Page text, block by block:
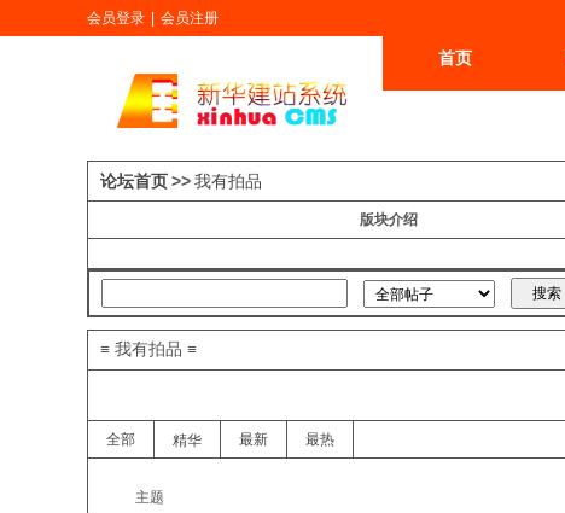
首页
会员登录 会员注册
论坛首页>>我有拍品
版块介绍
≡ 我有拍品 ≡
全部 精华 最新 最热
主题